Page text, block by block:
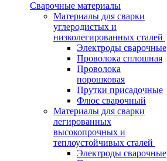
Сварочные материалы
Материалы для сварки
углеродистых и
низколегированных сталей
Электроды сварочные
Проволока сплошная
Проволока
порошковая
Прутки присадочные
Флюс сварочный
Материалы для сварки
легированных
высокопрочных и
теплоустойчивых сталей
Электроды сварочные